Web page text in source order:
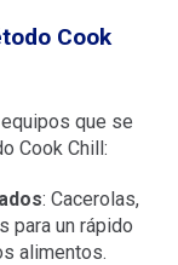
Cook
que se
Cook Chill:
: Cacerolas,
para un rápido
alimentos.